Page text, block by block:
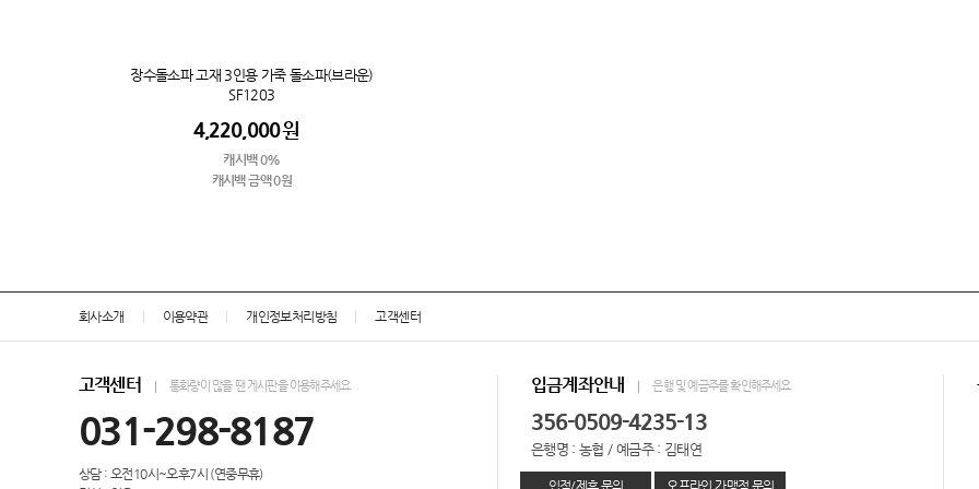
장수돌소파 고재 3인용 가죽 돌소파(브라운)
SF1203
4,220,000원
캐시백 0%
캐시백 금액 0원
회사소개 이용약관 개인정보처리방침 고객센터
고객센터 통화량이 많을 땐 게시판을 이용해주세요
031-298-8187
상담 : 오전10시~오후7시 (연중무휴)
입금계좌안내 은행 및 예금주를 확인해주세요
356-0509-4235-13
은행명 : 농협 / 예금주 : 김태연
입점/제휴 문의 오프라인 가맹점 문의